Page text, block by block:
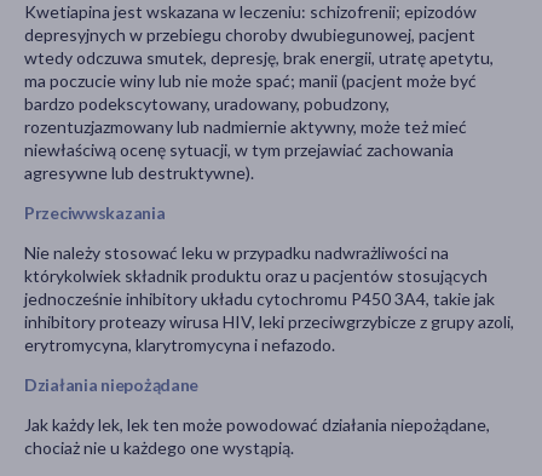
Kwetiapina jest wskazana w leczeniu: schizofrenii; epizodów
depresyjnych w przebiegu choroby dwubiegunowej, pacjent
wtedy odczuwa smutek, depresję, brak energii, utratę apetytu,
ma poczucie winy lub nie może spać; manii (pacjent może być
bardzo podekscytowany, uradowany, pobudzony,
rozentuzjazmowany lub nadmiernie aktywny, może też mieć
niewłaściwą ocenę sytuacji, w tym przejawiać zachowania
agresywne lub destruktywne).
Przeciwwskazania
Nie należy stosować leku w przypadku nadwrażliwości na
którykolwiek składnik produktu oraz u pacjentów stosujących
jednocześnie inhibitory układu cytochromu P450 3A4, takie jak
inhibitory proteazy wirusa HIV, leki przeciwgrzybicze z grupy azoli,
erytromycyna, klarytromycyna i nefazodo.
Działania niepożądane
Jak każdy lek, lek ten może powodować działania niepożądane,
chociaż nie u każdego one wystąpią.